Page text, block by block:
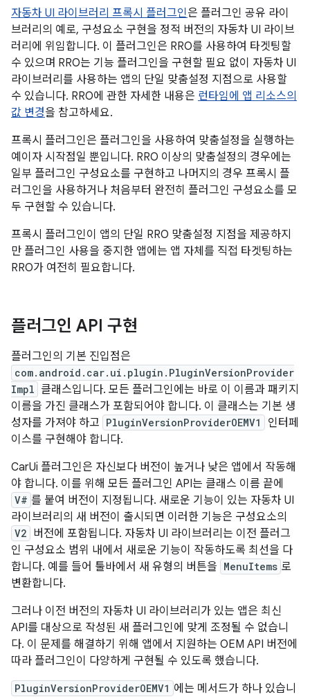
자동차 UI 라이브러리 프록시 플러그인은 플러그인 공유 라이
브러리의 예로, 구성요소 구현을 정적 버전의 자동차 UI 라이브
러리에 위임합니다. 이 플러그인은 RRO를 사용하여 타겟팅할
수 있으며 RRO는 기능 플러그인을 구현할 필요 없이 자동차 UI
라이브러리를 사용하는 앱의 단일 맞춤설정 지점으로 사용할
수 있습니다. RRO에 관한 자세한 내용은 런타임에 앱 리소스의
값 변경을 참고하세요.
프록시 플러그인은 플러그인을 사용하여 맞춤설정을 실행하는
예이자 시작점일 뿐입니다. RRO 이상의 맞춤설정의 경우에는
일부 플러그인 구성요소를 구현하고 나머지의 경우 프록시 플
러그인을 사용하거나 처음부터 완전히 플러그인 구성요소를 모
두 구현할 수 있습니다.
프록시 플러그인이 앱의 단일 RRO 맞춤설정 지점을 제공하지
만 플러그인 사용을 중지한 앱에는 앱 자체를 직접 타겟팅하는
RRO가 여전히 필요합니다.
플러그인 API 구현
플러그인의 기본 진입점은
com.android.car.ui.plugin.PluginVersionProvider
Impl 클래스입니다. 모든 플러그인에는 바로 이 이름과 패키지
이름을 가진 클래스가 포함되어야 합니다. 이 클래스는 기본 생
성자를 가져야 하고 PluginVersionProviderOEMV1
인터페
이스를 구현해야 합니다.
CarUi 플러그인은 자신보다 버전이 높거나 낮은 앱에서 작동해
야 합니다. 이를 위해 모든 플러그인 API는 클래스 이름 끝에
V# 를 붙여 버전이 지정됩니다. 새로운 기능이 있는 자동차 UI
라이브러리의 새 버전이 출시되면 이러한 기능은 구성요소의
V2 버전에 포함됩니다. 자동차 UI 라이브러리는 이전 플러그
인 구성요소 범위 내에서 새로운 기능이 작동하도록 최선을 다
합니다. 예를 들어 툴바에서 새 유형의 버튼을 MenuItems 로
변환합니다.
그러나 이전 버전의 자동차 UI 라이브러리가 있는 앱은 최신
API를 대상으로 작성된 새 플러그인에 맞게 조정될 수 없습니
다. 이 문제를 해결하기 위해 앱에서 지원하는 OEM API 버전에
따라 플러그인이 다양하게 구현될 수 있도록 했습니다.
PluginVersionProviderOEMV1 에는 메서드가 하나 있습니